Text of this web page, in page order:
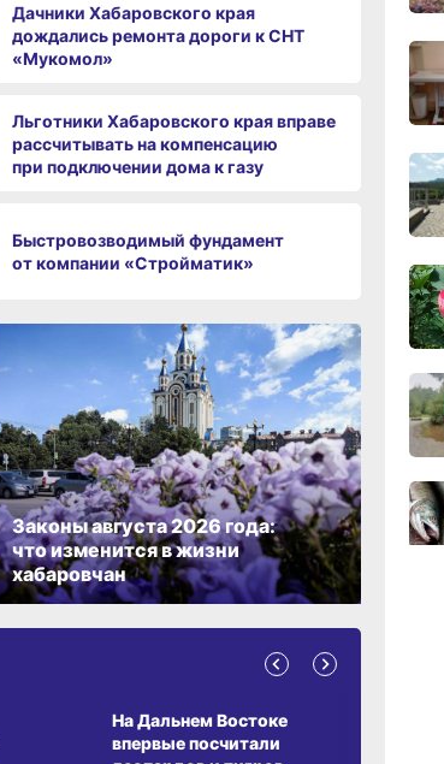
Дачники Хабаровского края
дождались ремонта дороги к СНТ
«Мукомол»
Льготники Хабаровского края вправе
рассчитывать на компенсацию
при подключении дома к газу
Быстровозводимый фундамент
от компании «Стройматик»
Законы августа 2026 года:
что изменится в жизни
хабаровчан
На Дальнем Востоке
впервые посчитали
11:43,
вчера
10:10,